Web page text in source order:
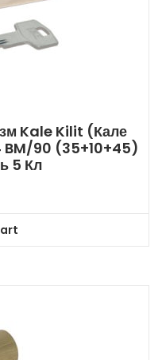
Kale Kilit (Кале
BM/90 (35+10+45)
5 Кл